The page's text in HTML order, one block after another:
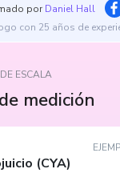
por Daniel Hall
con 25 años de
ESCALA
medición
(CYA)